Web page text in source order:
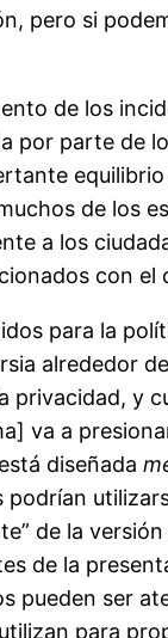
pero si
de los
por parte de
de los
a los
con el
para la
alrededor
privacidad, y
va a
diseñada
de la
de la
pueden ser
para